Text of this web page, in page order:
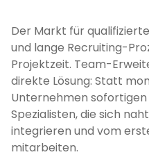
Der Markt für
und lange Recruiting-
Projektzeit. Team-
direkte Lösung: Statt
Unternehmen
Spezialisten, die sich
integrieren und vom
mitarbeiten.